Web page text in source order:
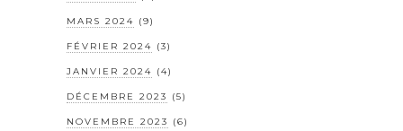
MARS 2024 (9)
FÉVRIER 2024 (3)
JANVIER 2024 (4)
DÉCEMBRE 2023 (5)
NOVEMBRE 2023 (6)